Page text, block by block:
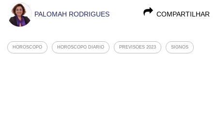
COMPARTILHAR
PALOMAH RODRIGUES
HOROSCOPO HOROSCOPO DIARIO PREVISOES 2023 SIGNOS